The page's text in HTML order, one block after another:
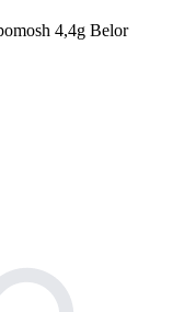
4,4g Belor